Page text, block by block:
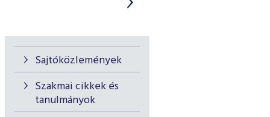
Sajtóközlemények
Szakmai cikkek és
tanulmányok